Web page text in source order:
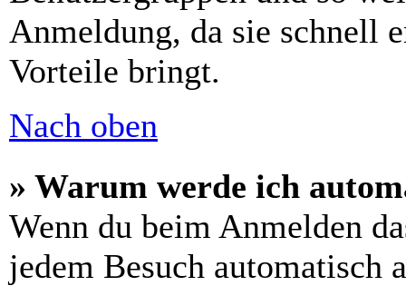
Anmeldung, da sie schnell
Vorteile bringt.
Nach oben
» Warum werde ich
Wenn du beim Anmelden
jedem Besuch automatisch